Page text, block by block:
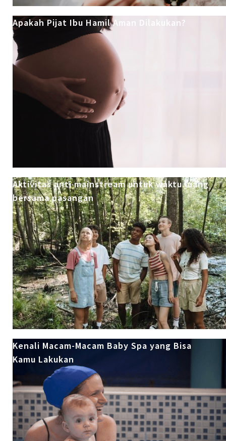
Apakah Pijat Ibu Hamil Aman Dilakukan?
Aktivitas anti mainstream untuk waktu luang
bersama pasangan
Kenali Macam-Macam Baby Spa yang Bisa
Kamu Lakukan